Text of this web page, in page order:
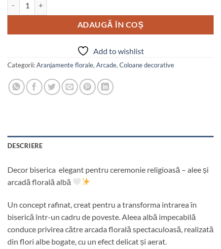
ADAUGĂ ÎN COȘ
Add to wishlist
Categorii:Aranjamente florale, Arcade, Coloane decorative
DESCRIERE
Decor biserica elegant pentru ceremonie religioasă – alee și
arcadă florală albă
Un concept rafinat, creat pentru a transforma intrarea în
biserică într-un cadru de poveste. Aleea albă impecabilă
conduce privirea către arcada florală spectaculoasă, realizată
din flori albe bogate, cu un efect delicat și aerat.